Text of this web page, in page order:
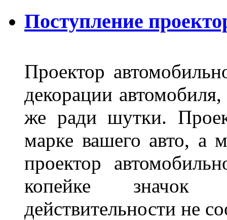
Поступление
Проектор
декорации
же ради шутки.
марке вашего авто, а
проектор
копейке
действительности не